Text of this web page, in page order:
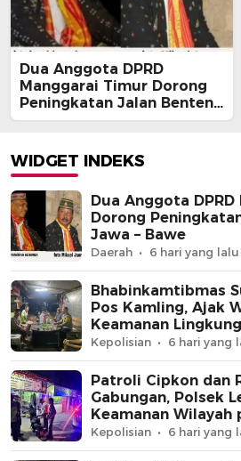
Dua Anggota DPRD
Manggarai Timur Dorong
Peningkatan Jalan Benteng
Jawa – Bawe
WIDGET INDEKS
Dua Anggota
Dorong
Jawa – Bawe
Daerah 6 hari yang lalu
Bhabinkamtibmas
Pos Kamling, Ajak
Keamanan
Jaga Jakarta+
Kepolisian 6 hari yang
Patroli Cipkon dan
Gabungan, Polsek
Keamanan Wilayah
Kepolisian 6 hari yang